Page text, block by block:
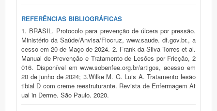
REFERÊNCIAS BIBLIOGRÁFICAS
1. BRASIL. Protocolo para prevenção de úlcera por pressão.
Ministério da Saúde/Anvisa/Fiocruz, www.saude. df.gov.br., a
cesso em 20 de Maço de 2024. 2. Frank da Silva Torres et al.
Manual de Prevenção e Tratamento de Lesões por Fricção, 2
016. Disponível em www.sobenfee.org.br/artigos, acesso em
20 de junho de 2024; 3.Wilke M. G. Luis A. Tratamento lesão
tibial D com creme reestruturante. Revista de Enfermagem At
ual in Derme. São Paulo. 2020.